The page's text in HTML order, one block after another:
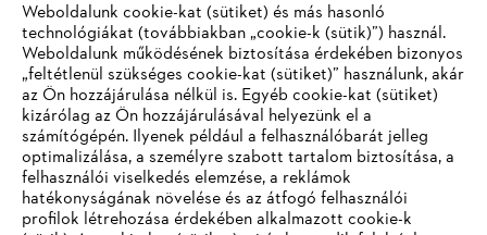
#STIHL
Vállalat
Weboldalunk cookie-kat (sütiket) és más hasonló
technológiákat (továbbiakban „cookie-k (sütik)”) használ.
Weboldalunk működésének biztosítása érdekében bizonyos
„feltétlenül szükséges cookie-kat (sütiket)” használunk, akár
az Ön hozzájárulása nélkül is. Egyéb cookie-kat (sütiket)
kizárólag az Ön hozzájárulásával helyezünk el a
számítógépén. Ilyenek például a felhasználóbarát jelleg
optimalizálása, a személyre szabott tartalom biztosítása, a
felhasználói viselkedés elemzése, a reklámok
hatékonyságának növelése és az átfogó felhasználói
profilok létrehozása érdekében alkalmazott cookie-k